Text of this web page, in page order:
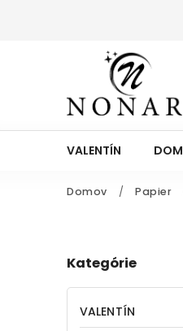
VALENTÍN DOM
Domov / Papier
Kategórie
VALENTÍN